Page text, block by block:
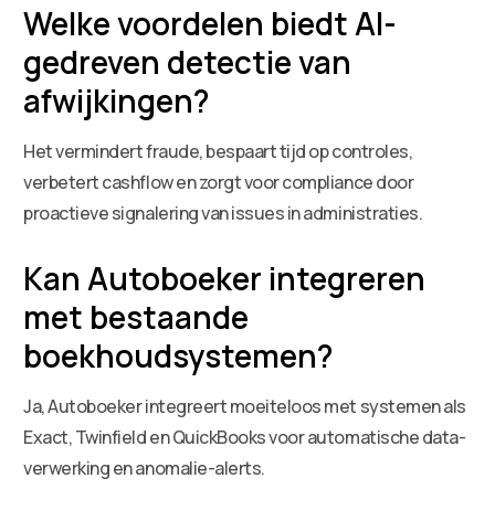
Welke voordelen biedt AI-
gedreven detectie van
afwijkingen?
Het vermindert fraude, bespaart tijd op controles,
verbetert cashflow en zorgt voor compliance door
proactieve signalering van issues in administraties.
Kan Autoboeker integreren
met bestaande
boekhoudsystemen?
Ja, Autoboeker integreert moeiteloos met systemen als
Exact, Twinfield en QuickBooks voor automatische data-
verwerking en anomalie-alerts.